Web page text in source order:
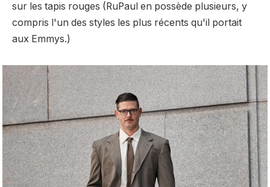
sur les tapis rouges (RuPaul en possède plusieurs, y
compris l'un des styles les plus récents qu'il portait
aux Emmys.)